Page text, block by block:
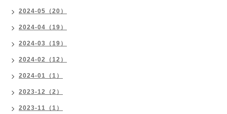
2024-05（20）
2024-04（19）
2024-03（19）
2024-02（12）
2024-01（1）
2023-12（2）
2023-11（1）